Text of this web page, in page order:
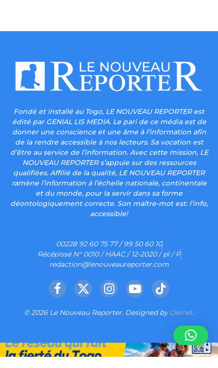
Fondé et installé au Togo, LE NOUVEAU REPORTER est
édité par GENIAL LIS MEDIA. Le pari de ce média est de
donner une conscience et une âme à l’information afin
de la rendre accessible à nos lecteurs. Sa vocation est
d’être au service de l’information. Avec cette mission, LE
NOUVEAU REPORTER s’appuie sur des ressources
qualifiées. Affilié de la qualité, LE NOUVEAU REPORTER
ramène l’information à l’échelle nationale, continentale
et du monde, pour la servir dans sa forme
déontologiquement correcte. Son maître-mot est: l’info,
accessible!
00228 92 60 75 77 / 99 50 60 10
Récépissé N° 0010 / HAAC / 12-2020 / pl / P
redaction@lenouveaureporter.com
Facebook
X
InstagramYouTubeTikTok
© 2026 Le Nouveau Reporter. Designed by Oelnet.